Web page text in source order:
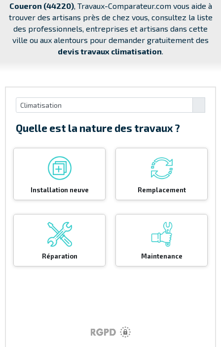
Coueron (44220), Travaux-Comparateur.com vous aide à
trouver des artisans près de chez vous, consultez la liste
des professionnels, entreprises et artisans dans cette
ville ou aux alentours pour demander gratuitement des
devis travaux climatisation.